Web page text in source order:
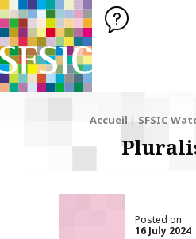
SFSIC Société Française des
Société
Accueil | SFSIC
Posted on
16 July 2024